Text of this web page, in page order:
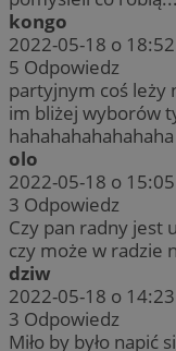
kongo
2022-05-18 o 18:52
5 Odpowiedz
partyjnym coś leży
im bliżej wyborów
hahahahahahahaha
olo
2022-05-18 o 15:05
3 Odpowiedz
Czy pan radny jest
czy może w radzie
dziw
2022-05-18 o 14:23
3 Odpowiedz
Miło by było napić